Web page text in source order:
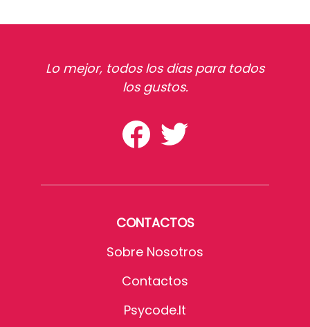
Lo mejor, todos los dias para todos
los gustos.
CONTACTOS
Sobre Nosotros
Contactos
Psycode.it